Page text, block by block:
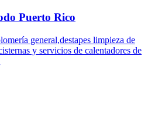
Puerto Rico
general,destapes limpieza de
y servicios de calentadores de